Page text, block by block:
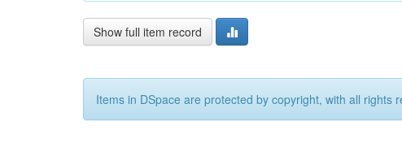
Show full item record
Items in DSpace are protected by copyright, with all rights